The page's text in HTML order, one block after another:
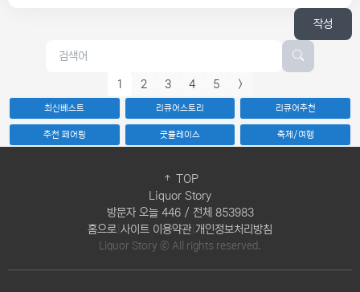
작성
1 2 3 4 5 >
최신베스트 리큐어스토리 리큐어추천
추천 페어링 굿플레이스 축제/여행
Liquor Story
TOP
방문자 오늘 446 / 전체 853983
홈으로 사이트 이용약관| 개인정보처리방침
Liquor Story ⓒ All rights reserved.